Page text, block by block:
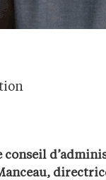
conseil